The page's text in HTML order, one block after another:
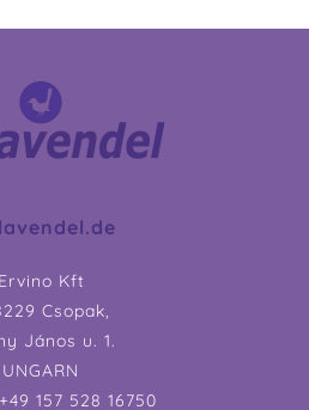
Ervino Kft
Csopak,
János u. 1.
UNGARN
157 528 16750